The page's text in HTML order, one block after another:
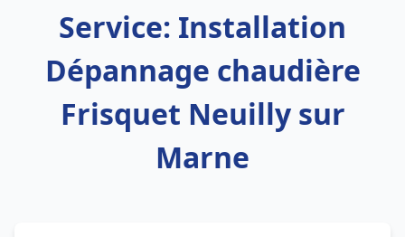
Service: Installation
Dépannage chaudière
Frisquet Neuilly sur
Marne